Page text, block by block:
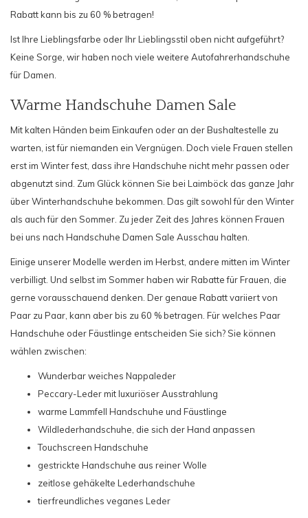
Rabatt kann bis zu 60 % betragen!
Ist Ihre Lieblingsfarbe oder Ihr Lieblingsstil oben nicht aufgeführt?
Keine Sorge, wir haben noch viele weitere Autofahrerhandschuhe
für Damen
Warme Handschuhe Damen Sale
Mit kalten Händen beim Einkaufen oder an der Bushaltestelle zu
warten, ist für niemanden ein Vergnügen. Doch viele Frauen stellen
erst im Winter fest, dass ihre Handschuhe nicht mehr passen oder
abgenutzt sind. Zum Glück können Sie bei Laimböck das ganze Jahr
über Winterhandschuhe bekommen. Das gilt sowohl für den Winter
als auch für den Sommer. Zu jeder Zeit des Jahres können Frauen
bei uns nach Handschuhe Damen Sale Ausschau halten.
Einige unserer Modelle werden im Herbst, andere mitten im Winter
verbilligt. Und selbst im Sommer haben wir Rabatte für Frauen, die
gerne vorausschauend denken. Der genaue Rabatt variiert von
Paar zu Paar, kann aber bis zu 60 % betragen. Für welches Paar
Handschuhe oder Fäustlinge entscheiden Sie sich? Sie können
wählen zwischen:
Wunderbar weiches Nappaleder
Peccary-Ledermit luxuriöser Ausstrahlung
warme Lammfell Handschuhe und Fäustlinge
Wildlederhandschuhe , die sich der Hand anpassen
Touchscreen Handschuhe
gestrickte Handschuhe aus reiner Wolle
zeitlose gehäkelte Lederhandschuhe
tierfreundliches veganes Leder